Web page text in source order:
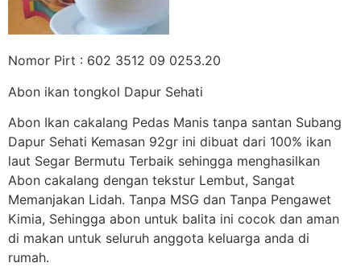
Nomor Pirt : 602 3512 09 0253.20
Abon ikan tongkol Dapur Sehati
Abon Ikan cakalang Pedas Manis tanpa santan Subang
Dapur Sehati Kemasan 92gr ini dibuat dari 100% ikan
laut Segar Bermutu Terbaik sehingga menghasilkan
Abon cakalang dengan tekstur Lembut, Sangat
Memanjakan Lidah. Tanpa MSG dan Tanpa Pengawet
Kimia, Sehingga abon untuk balita ini cocok dan aman
di makan untuk seluruh anggota keluarga anda di
rumah.